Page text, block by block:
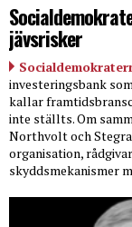
jävsrisker
investeringsbank
kallar
inte ställts. Om
Northvolt och
organisation,
skyddsmekanismer